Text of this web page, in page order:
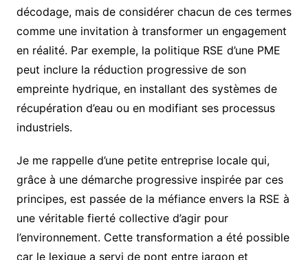
décodage, mais de considérer chacun de ces termes
comme une invitation à transformer un engagement
en réalité. Par exemple, la politique RSE d’une PME
peut inclure la réduction progressive de son
empreinte hydrique, en installant des systèmes de
récupération d’eau ou en modifiant ses processus
industriels.
Je me rappelle d’une petite entreprise locale qui,
grâce à une démarche progressive inspirée par ces
principes, est passée de la méfiance envers la RSE à
une véritable fierté collective d’agir pour
l’environnement. Cette transformation a été possible
car le lexique a servi de pont entre jargon et